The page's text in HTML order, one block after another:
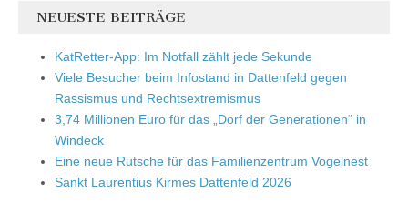
NEUESTE BEITRÄGE
KatRetter-App: Im Notfall zählt jede Sekunde
Viele Besucher beim Infostand in Dattenfeld gegen
Rassismus und Rechtsextremismus
3,74 Millionen Euro für das „Dorf der Generationen“ in
Windeck
Eine neue Rutsche für das Familienzentrum Vogelnest
Sankt Laurentius Kirmes Dattenfeld 2026